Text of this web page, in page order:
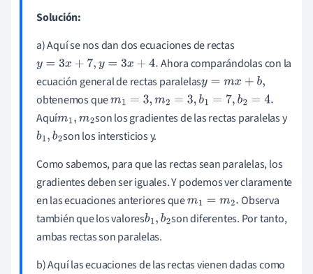
Solución:
a) Aquí se nos dan dos ecuaciones de rectas
y=3x +7,y=3 x+4.
Ahora comparándolas con la
ecuación general de rectas paralelasy=m x+b,
obtenemos quem1= 3,m2=3,b 1= 7,b2=4.
Aquím1,m2 son los gradientes de las rectas paralelas y
b1,b2son los intersticios y.
Como sabemos, para que las rectas sean paralelas, los
gradientes deben ser iguales. Y podemos ver claramente
en las ecuaciones anteriores quem1=m2.
Observa
también que los valoresb1,b2son diferentes. Por tanto,
ambas rectas son paralelas.
b) Aquí las ecuaciones de las rectas vienen dadas como